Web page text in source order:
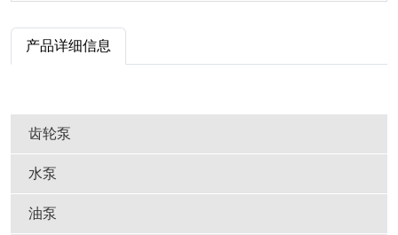
产品详细信息
齿轮泵
水泵
油泵